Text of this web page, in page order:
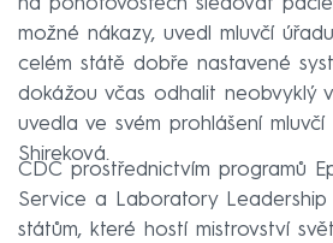
na pohotovostech sledovat
možné nákazy, uvedl mluvčí
celém státě dobře nastavené
dokážou včas odhalit neobvyklý
uvedla ve svém prohlášení
Shireková.
CDC prostřednictvím programů
Service a Laboratory
státům, které hostí mistrovství